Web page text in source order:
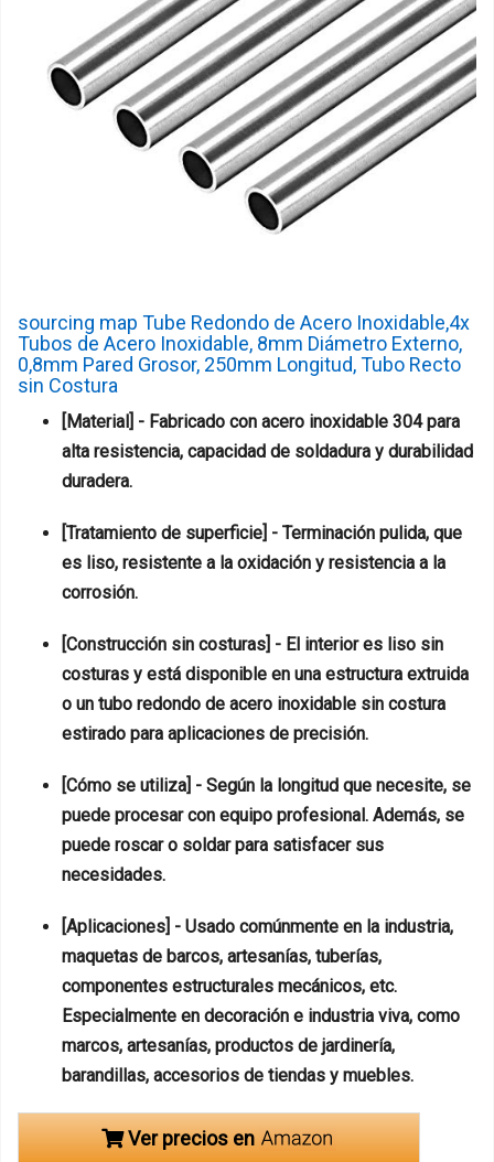
sourcing map Tube Redondo de Acero Inoxidable,4x
Tubos de Acero Inoxidable, 8mm Diámetro Externo,
0,8mm Pared Grosor, 250mm Longitud, Tubo Recto
sin Costura
[Material] - Fabricado con acero inoxidable 304 para
alta resistencia, capacidad de soldadura y durabilidad
duradera.
[Tratamiento de superficie] - Terminación pulida, que
es liso, resistente a la oxidación y resistencia a la
corrosión.
[Construcción sin costuras] - El interior es liso sin
costuras y está disponible en una estructura extruida
o un tubo redondo de acero inoxidable sin costura
estirado para aplicaciones de precisión.
[Cómo se utiliza] - Según la longitud que necesite, se
puede procesar con equipo profesional. Además, se
puede roscar o soldar para satisfacer sus
necesidades.
[Aplicaciones] - Usado comúnmente en la industria,
maquetas de barcos, artesanías, tuberías,
componentes estructurales mecánicos, etc.
Especialmente en decoración e industria viva, como
marcos, artesanías, productos de jardinería,
barandillas, accesorios de tiendas y muebles.
Ver precios en